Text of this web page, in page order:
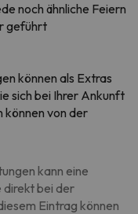
noch ähnliche Feiern
geführt
können als Extras
sich bei Ihrer Ankunft
können von der
kann eine
direkt bei der
Eintrag können